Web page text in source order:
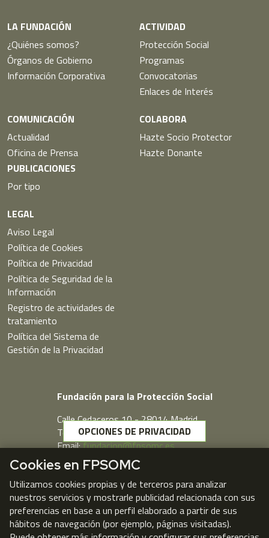
LA FUNDACIÓN
¿Quiénes somos?
Órganos de Gobierno
Información Corporativa
ACTIVIDAD
Protección Social
Programas
Convocatorias
Enlaces de Interés
COMUNICACIÓN
Actualidad
Oficina de Prensa
PUBLICACIONES
Por tipo
COLABORA
Hazte Socio Protector
Hazte Donante
LEGAL
Aviso Legal
Política de Cookies
Política de Privacidad
Política de Seguridad de la
Información
Registro de actividades de
tratamiento
Política del Sistema de
Gestión de la Privacidad
Fundación para la Protección Social
Calle Cedaceros,10 - 28014 Madrid
Telf. 91 431 77 80
Email:fundacion@fpsomc.es
Webmail
OPCIONES DE PRIVACIDAD
Cookies en FPSOMC
Utilizamos cookies propias y de terceros para analizar
nuestros servicios y mostrarle publicidad relacionada con sus
preferencias en base a un perfil elaborado a partir de sus
hábitos de navegación (por ejemplo, páginas visitadas).